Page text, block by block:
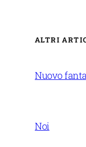
ALTRI
Nuovo
Noi